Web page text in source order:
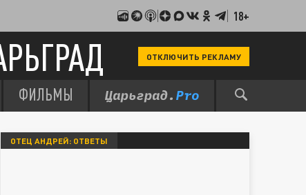
18+
ОТКЛЮЧИТЬ РЕКЛАМУ
ФИЛЬМЫ
ОТЕЦ АНДРЕЙ: ОТВЕТЫ